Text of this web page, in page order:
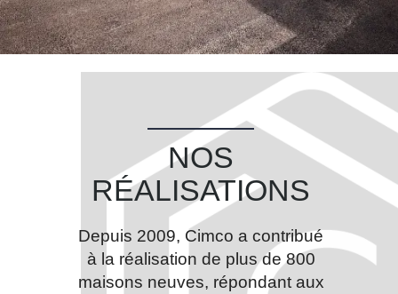
NOS
RÉALISATIONS
Depuis 2009, Cimco a contribué
à la réalisation de plus de 800
maisons neuves, répondant aux